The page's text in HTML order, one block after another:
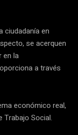
ciudadanía en
se acerquen
en la
a través
económico real,
Trabajo Social.